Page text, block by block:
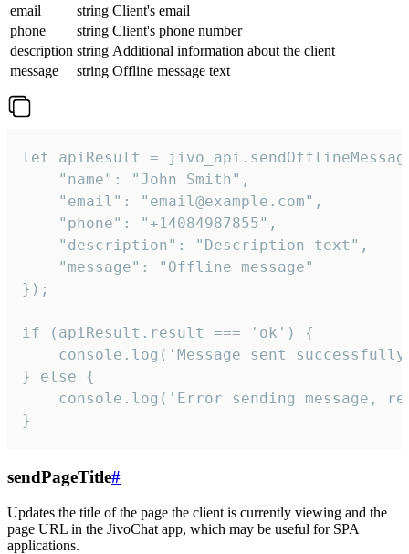
email
string Client's email
phone
string Client's phone number
description string Additional information about the client
message
string Offline message text
let apiResult =
    "name": "John Smith",
    "email": "email@example.com",
    "phone": "+14084987855",
    "description": "Description text",
    "message": "Offline message"
});
if (apiResult.result === 'ok') {
console.log('Message sent
} else {
console.log('Error sending message,
}
sendPageTitle#
Updates the title of the page the client is currently viewing and the
page URL in the JivoChat app, which may be useful for SPA
applications.